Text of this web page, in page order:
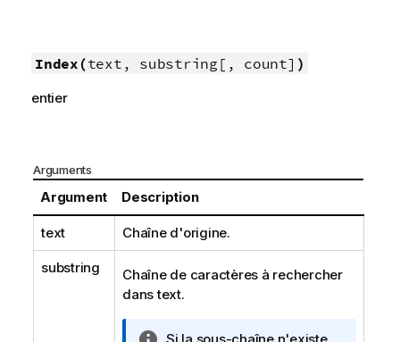
Index(text, substring[, count] )
entier
Arguments
Argument Description
text Chaîne d'origine.
substring
Chaîne de caractères à rechercher
danstext.